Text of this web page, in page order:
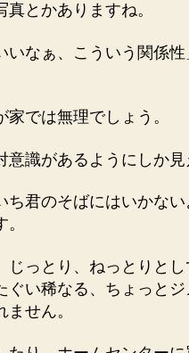
真とかありますね。
いなぁ、こういう関係
家では無理でしょう。
意識があるようにしか見
ち君のそばにはいかな
じっとり、ねっとりと
ぐい稀なる、ちょっと
せん。